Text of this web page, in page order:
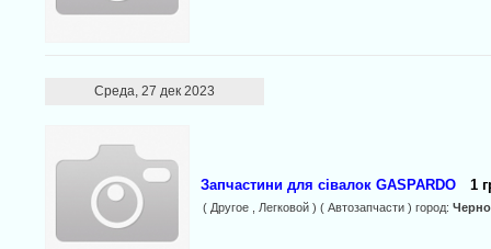
Среда, 27 дек 2023
Запчастини для сівалок GASPARDO 1
( Другое , Легковой ) ( Автозапчасти ) город: